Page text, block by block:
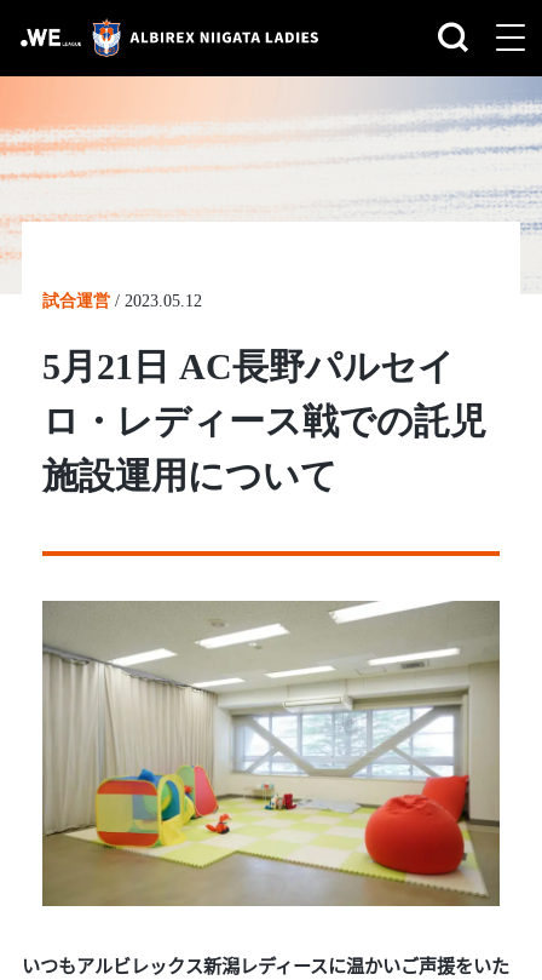
試合運営 / 2023.05.12
5月21日 AC長野パルセイ
ロ・レディース戦での託児
施設運用について
いつもアルビレックス新潟レディースに温かいご声援をいた